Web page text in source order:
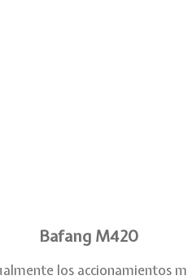
Bafang M420
los accionamientos